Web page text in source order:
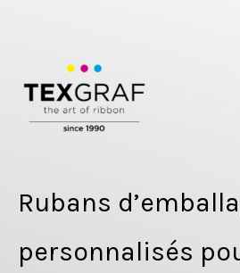
Rubans
personnalisés